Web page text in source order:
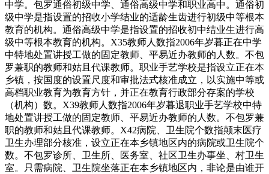
中学。包罗通俗初级中学、通俗高级中学和职业高中。通俗初
级中学是指设置的招收小学结业的适龄生齿进行初级中等根本
教育的机构。通俗高级中学是指设置的招收初中结业生进行高
级中等根本教育的机构。X35教师人数指2006年岁暮正在中学
中特地处置讲授工做的固定教师、平易近办教师的人数。不包
罗兼职的教师和姑且代课教师。职业手艺学校是指设立正在本
乡镇，按国度的设置尺度和审批法式核准成立，以实施中等或
高档职业教育为教育方针，并正在教育行政部分存案的学校
（机构）数。X39教师人数指2006年岁暮退职业手艺学校中特
地处置讲授工做的固定教师、平易近办教师的人数。不包罗兼
职的教师和姑且代课教师。X42病院、卫生院个数指颠末医疗
卫生办理部分核准，设立正在本乡镇地区内的病院或卫生院个
数。不包罗诊所、卫生所、医务室、社区卫生办事坐、村卫生
室。只需病院、卫生院坐落正在本乡镇地区内，非论是由谁开